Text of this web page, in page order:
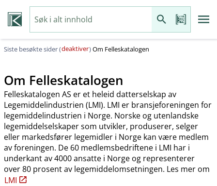
Siste besøkte sider (deaktiver)Om Felleskatalogen
Om Felleskatalogen
Felleskatalogen AS er et heleid datterselskap av
Legemiddelindustrien (LMI). LMI er bransjeforeningen for
legemiddelindustrien i Norge. Norske og utenlandske
legemiddelselskaper som utvikler, produserer, selger
eller markedsfører legemidler i Norge kan være medlem
av foreningen. De 60 medlemsbedriftene i LMI har i
underkant av 4000 ansatte i Norge og representerer
over 80 prosent av legemiddelomsetningen. Les mer om
LMI